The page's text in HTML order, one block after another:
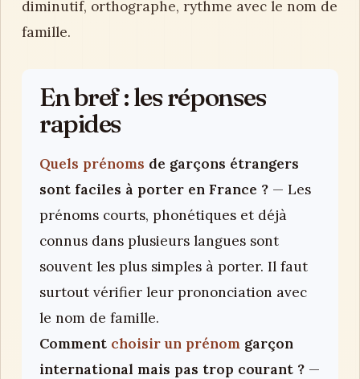
diminutif, orthographe, rythme avec le nom de
famille.
En bref : les réponses
rapides
Quels prénoms de garçons étrangers
sont faciles à porter en France ? — Les
prénoms courts, phonétiques et déjà
connus dans plusieurs langues sont
souvent les plus simples à porter. Il faut
surtout vérifier leur prononciation avec
le nom de famille.
Comment choisir un prénom garçon
international mais pas trop courant ? —